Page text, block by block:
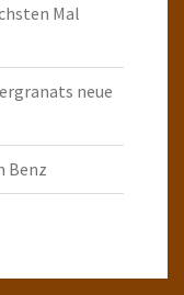
Mal
neue
Benz